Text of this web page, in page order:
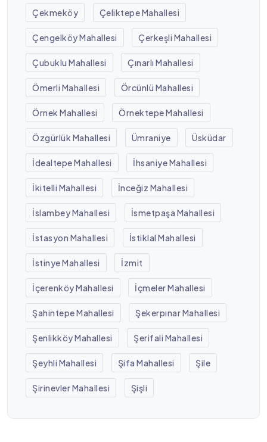
Çekmeköy Çeliktepe Mahallesi
Çengelköy Mahallesi Çerkeşli Mahallesi
Çubuklu Mahallesi Çınarlı Mahallesi
Ömerli Mahallesi Örcünlü Mahallesi
Örnek Mahallesi Örnektepe Mahallesi
Özgürlük Mahallesi Ümraniye Üsküdar
İdealtepe Mahallesi İhsaniye Mahallesi
İkitelli Mahallesi İnceğiz Mahallesi
İslambey Mahallesi İsmetpaşa Mahallesi
İstasyon Mahallesi İstiklal Mahallesi
İstinye Mahallesi İzmit
İçerenköy Mahallesi İçmeler Mahallesi
Şahintepe Mahallesi Şekerpınar Mahallesi
Şenlikköy Mahallesi Şerifali Mahallesi
Şeyhli Mahallesi Şifa Mahallesi Şile
Şirinevler Mahallesi Şişli